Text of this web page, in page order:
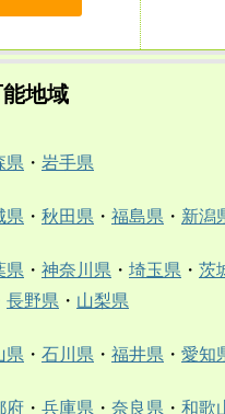
地域
県 ・ 岩手県
県 ・ 秋田県 ・ 福島県 ・ 新潟
県 ・ 神奈川県 ・ 埼玉県 ・ 茨
長野県 ・ 山梨県
県 ・ 石川県 ・ 福井県 ・ 愛知
府 ・ 兵庫県 ・ 奈良県 ・ 和歌